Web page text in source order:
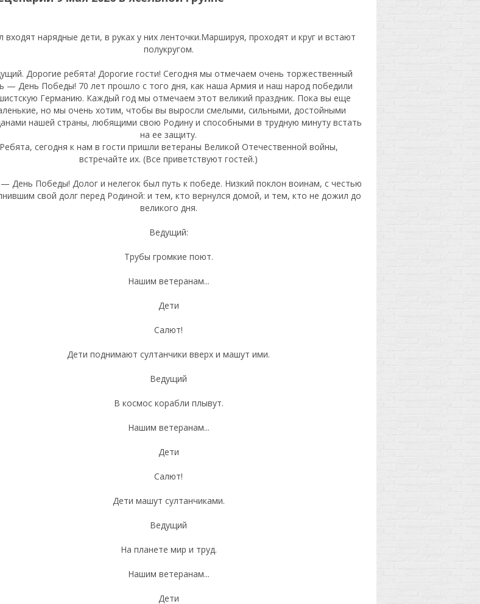
входят нарядные дети, в руках у них ленточки.Маршируя, проходят и круг и встают
полукругом.
Дорогие ребята! Дорогие гости! Сегодня мы отмечаем очень торжественный
— День Победы! 70 лет прошло с того дня, как наша Армия и наш народ победили
Германию. Каждый год мы отмечаем этот великий праздник. Пока вы еще
но мы очень хотим, чтобы вы выросли смелыми, сильными, достойными
нашей страны, любящими свою Родину и способными в трудную минуту встать
на ее защиту.
Ребята, сегодня к нам в гости пришли ветераны Великой Отечественной войны,
встречайте их. (Все приветствуют гостей.)
День Победы! Долог и нелегок был путь к победе. Низкий поклон воинам, с честью
свой долг перед Родиной: и тем, кто вернулся домой, и тем, кто не дожил до
великого дня.
Ведущий:
Трубы громкие поют.
Нашим ветеранам...
Дети
Салют!
Дети поднимают султанчики вверх и машут ими.
Ведущий
В космос корабли плывут.
Нашим ветеранам...
Дети
Салют!
Дети машут султанчиками.
Ведущий
На планете мир и труд.
Нашим ветеранам...
Дети